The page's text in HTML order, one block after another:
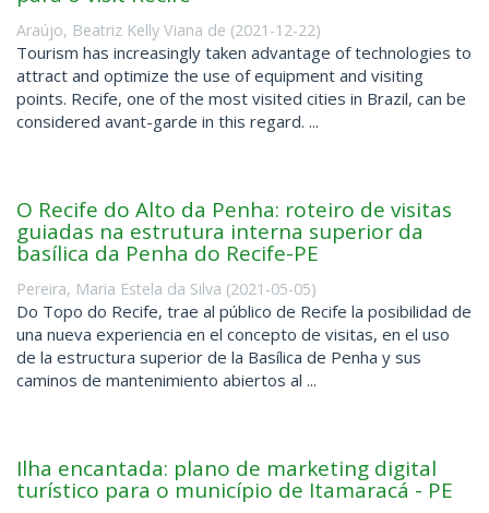
Araújo, Beatriz Kelly Viana de (2021-12-22)
Tourism has increasingly taken advantage of technologies to
attract and optimize the use of equipment and visiting
points. Recife, one of the most visited cities in Brazil, can be
considered avant-garde in this regard. ...
O Recife do Alto da Penha: roteiro de visitas
guiadas na estrutura interna superior da
basílica da Penha do Recife-PE
Pereira, Maria Estela da Silva (2021-05-05)
Do Topo do Recife, trae al público de Recife la posibilidad de
una nueva experiencia en el concepto de visitas, en el uso
de la estructura superior de la Basílica de Penha y sus
caminos de mantenimiento abiertos al ...
Ilha encantada: plano de marketing digital
turístico para o município de Itamaracá - PE